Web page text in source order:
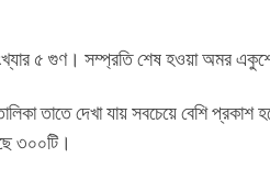
৫ গুণ। সম্প্রতি শেষ হওয়া অমর
তাতে দেখা যায় সবচেয়ে বেশি
৩০০টি।